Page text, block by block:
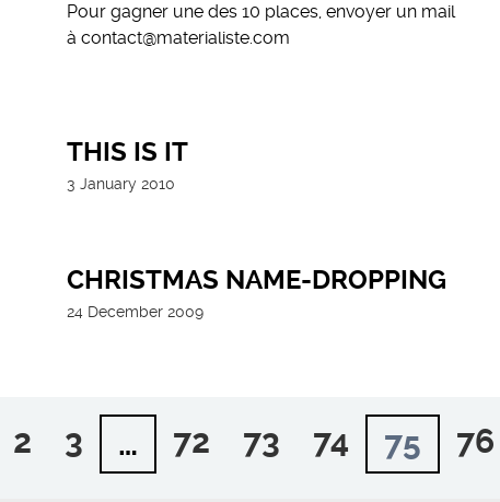
Pour gagner une des 10 places, envoyer un mail
à contact@materialiste.com
THIS IS IT
3 January 2010
CHRISTMAS NAME-DROPPING
24 December 2009
2 3 … 72 73 74 75 76